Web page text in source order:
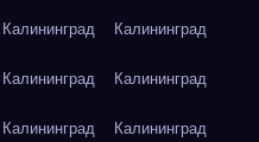
Калининград Калининград
Калининград Калининград
Калининград Калининград